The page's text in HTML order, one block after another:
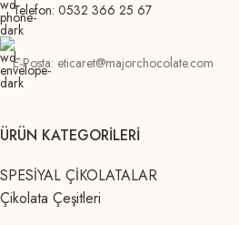
Telefon: 0532 366 25 67
E-Posta: eticaret@majorchocolate.com
ÜRÜN KATEGORILERI
SPESİYAL ÇİKOLATALAR
Çikolata Çeşitleri